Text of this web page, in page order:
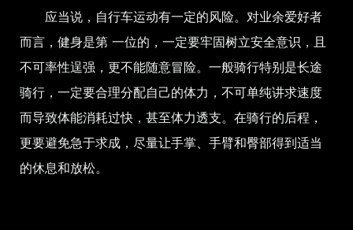
应当说，自行车运动有一定的风险。对业余爱好者
而言，健身是第 一位的，一定要牢固树立安全意识，且
不可率性逞强，更不能随意冒险。一般骑行特别是长途
骑行，一定要合理分配自己的体力，不可单纯讲求速度
而导致体能消耗过快，甚至体力透支。在骑行的后程，
更要避免急于求成，尽量让手掌、手臂和臀部得到适当
的休息和放松。